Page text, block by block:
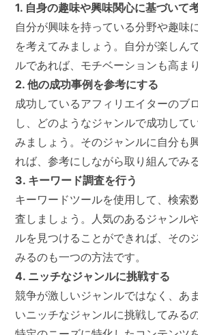
1. 自身の趣味や興味関心に基づいて
自分が興味を持っている分野や趣味
を考えてみましょう。自分が楽しん
ルであれば、モチベーションも高まり
2. 他の成功事例を参考にする
成功しているアフィリエイターのブ
し、どのようなジャンルで成功して
みましょう。そのジャンルに自分も
れば、参考にしながら取り組んでみ
3. キーワード調査を行う
キーワードツールを使用して、検索
査しましょう。人気のあるジャンル
ルを見つけることができれば、その
みるのも一つの方法です。
4. ニッチなジャンルに挑戦する
競争が激しいジャンルではなく、あ
いニッチなジャンルに挑戦してみる